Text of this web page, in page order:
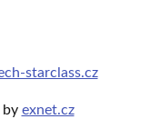
starclass.cz
by exnet.cz